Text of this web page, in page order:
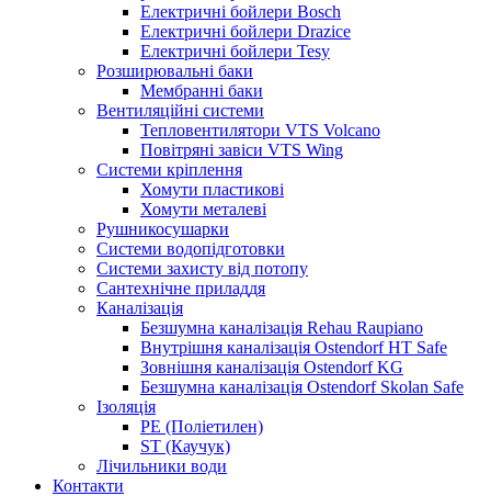
Електричні бойлери Bosch
Електричні бойлери Drazice
Електричні бойлери Tesy
Розширювальні баки
Мембранні баки
Вентиляційні системи
Тепловентилятори VTS Volcano
Повітряні завіси VTS Wing
Системи кріплення
Хомути пластикові
Хомути металеві
Рушникосушарки
Системи водопідготовки
Системи захисту від потопу
Сантехнічне приладдя
Каналізація
Безшумна каналізація Rehau Raupiano
Внутрішня каналізація Ostendorf HT Safe
Зовнішня каналізація Ostendorf KG
Безшумна каналізація Ostendorf Skolan Safe
Ізоляція
PE (Поліетилен)
ST (Каучук)
Лічильники води
Контакти